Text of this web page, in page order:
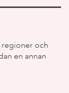
och
en annan